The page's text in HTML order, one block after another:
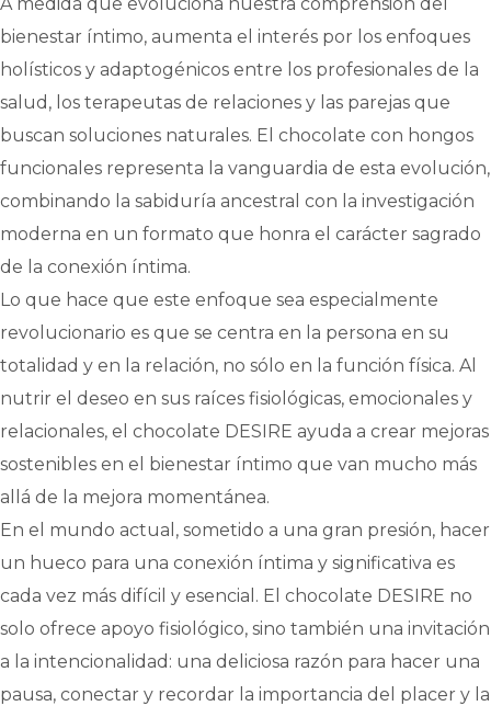
bienestar íntimo, aumenta el interés por los enfoques
holísticos y adaptogénicos entre los profesionales de la
salud, los terapeutas de relaciones y las parejas que
buscan soluciones naturales. El chocolate con hongos
funcionales representa la vanguardia de esta evolución,
combinando la sabiduría ancestral con la investigación
moderna en un formato que honra el carácter sagrado
de la conexión íntima.
Lo que hace que este enfoque sea especialmente
revolucionario es que se centra en la persona en su
totalidad y en la relación, no sólo en la función física. Al
nutrir el deseo en sus raíces fisiológicas, emocionales y
relacionales, el chocolate DESIRE ayuda a crear mejoras
sostenibles en el bienestar íntimo que van mucho más
allá de la mejora momentánea.
En el mundo actual, sometido a una gran presión, hacer
un hueco para una conexión íntima y significativa es
cada vez más difícil y esencial. El chocolate DESIRE no
solo ofrece apoyo fisiológico, sino también una invitación
a la intencionalidad: una deliciosa razón para hacer una
pausa, conectar y recordar la importancia del placer y la